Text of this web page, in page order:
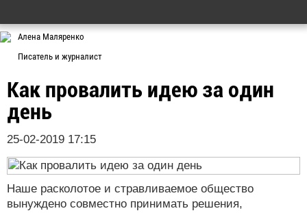
Алена Маляренко
Писатель и журналист
Как провалить идею за один
день
25-02-2019 17:15
Наше расколотое и стравливаемое общество
вынуждено совместно принимать решения,